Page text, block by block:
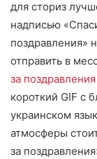
для сториз
надписью
поздравления»
отправить в
за
короткий GIF с
украинском
атмосферы
за